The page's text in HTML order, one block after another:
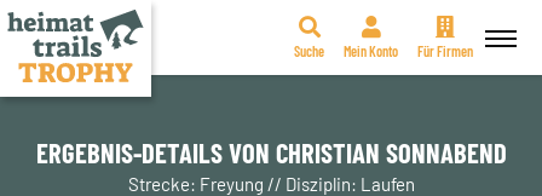
Zum
springen
Suche Mein Konto Für Firmen
ERGEBNIS-DETAILS VON CHRISTIAN SONNABEND
Strecke: Freyung // Disziplin: Laufen